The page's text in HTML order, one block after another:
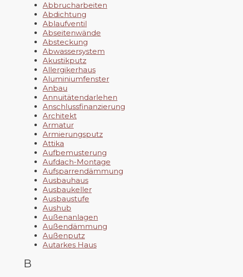
Abbrucharbeiten
Abdichtung
Ablaufventil
Abseitenwände
Absteckung
Abwassersystem
Akustikputz
Allergikerhaus
Aluminiumfenster
Anbau
Annuitätendarlehen
Anschlussfinanzierung
Architekt
Armatur
Armierungsputz
Attika
Aufbemusterung
Aufdach-Montage
Aufsparrendämmung
Ausbauhaus
Ausbaukeller
Ausbaustufe
Aushub
Außenanlagen
Außendämmung
Außenputz
Autarkes Haus
B